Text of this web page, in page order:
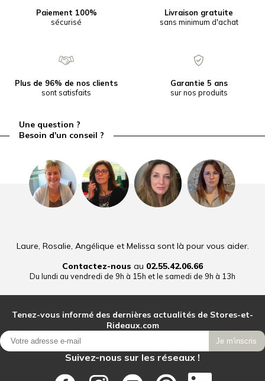
Paiement 100%
sécurisé
Livraison gratuite
sans minimum d'achat
Plus de 96% de nos clients
sont satisfaits
Garantie 5 ans
sur nos produits
Une question ?
Besoin d'un conseil ?
Laure, Rosalie, Angélique et Melissa sont là pour vous aider.
Contactez-nous au 02.55.42.06.66
Du lundi au vendredi de 9h à 15h et le samedi de 9h à 13h
Tenez-vous informé des dernières actualités de Stores-et-
Rideaux.com
Je m'inscris
Suivez-nous sur les réseaux !